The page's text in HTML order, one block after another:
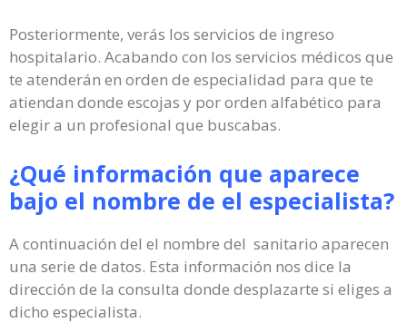
Posteriormente, verás los servicios de ingreso
hospitalario. Acabando con los servicios médicos que
te atenderán en orden de especialidad para que te
atiendan donde escojas y por orden alfabético para
elegir a un profesional que buscabas.
¿Qué información que aparece
bajo el nombre de el especialista?
A continuación del el nombre del sanitario aparecen
una serie de datos. Esta información nos dice la
dirección de la consulta donde desplazarte si eliges a
dicho especialista.